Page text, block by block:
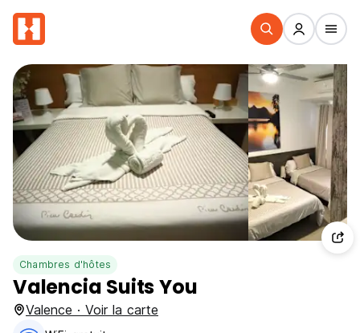
Chambres d'hôtes
Valencia Suits You
Valence · Voir la carte